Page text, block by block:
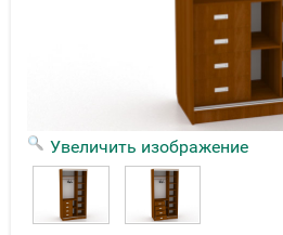
Увеличить изображение